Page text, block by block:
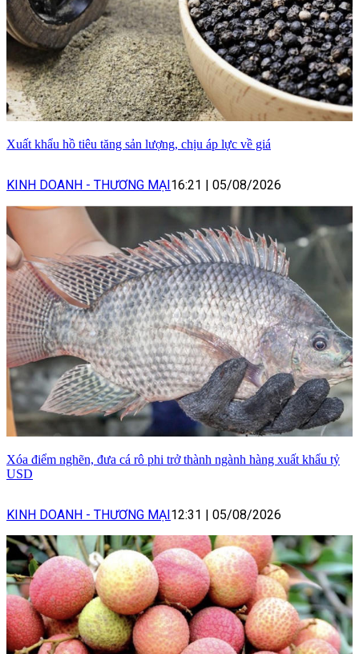
Xuất khẩu hồ tiêu tăng sản lượng, chịu áp lực về giá
KINH DOANH - THƯƠNG MẠI 16:21 05/08/2026
Xóa điểm nghẽn, đưa cá rô phi trở thành ngành hàng xuất khẩu tỷ
USD
KINH DOANH - THƯƠNG MẠI 12:31 05/08/2026